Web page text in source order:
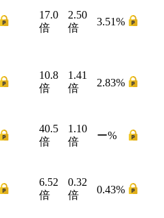
17.0
倍
2.50
倍
3.51%
10.8
倍
1.41
倍
2.83%
40.5
倍
1.10
倍
ー%
6.52
倍
0.32
倍
0.43%